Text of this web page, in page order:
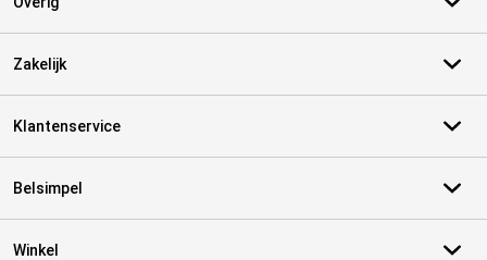
Zakelijk
Klantenservice
Belsimpel
Winkel